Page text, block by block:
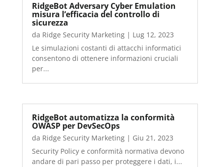
RidgeBot Adversary Cyber ​​Emulation
misura l’efficacia del controllo di
sicurezza
da Ridge Security Marketing| Lug 12, 2023
Le simulazioni costanti di attacchi informatici
consentono di ottenere informazioni cruciali
per...
RidgeBot automatizza la conformità
OWASP per DevSecOps
da Ridge Security Marketing| Giu 21, 2023
Security Policy e conformità normativa devono
andare di pari passo per proteggere i dati, i...